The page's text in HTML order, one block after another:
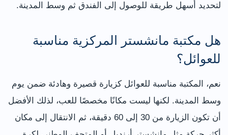
لتحديد أسهل طريقة للوصول إلى الفندق ثم وسط المدينة.
هل مكتبة مانشستر المركزية مناسبة
للعوائل؟
نعم، المكتبة مناسبة للعوائل كزيارة قصيرة وهادئة ضمن يوم
وسط المدينة. لكنها ليست مكانًا مخصصًا للعب، لذلك الأفضل
أن تكون الزيارة من 30 إلى 60 دقيقة، ثم الانتقال إلى مكان